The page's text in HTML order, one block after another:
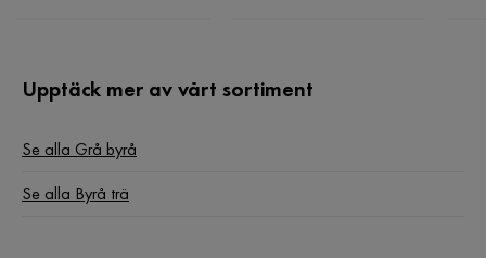
Upptäck mer av vårt sortiment
Se alla Grå byrå
Se alla Byrå trä